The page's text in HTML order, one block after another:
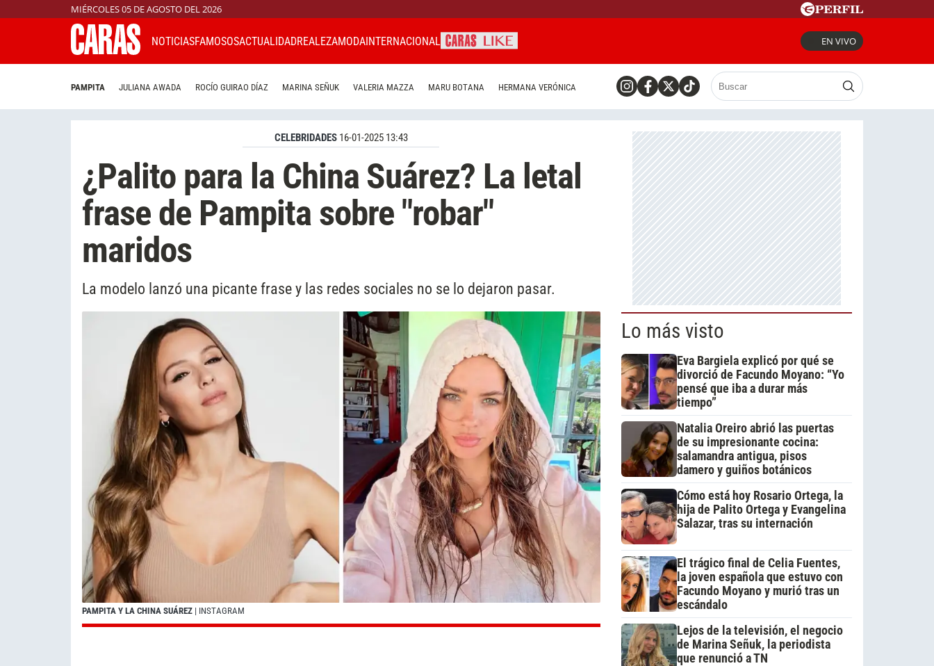
MIÉRCOLES 05 DE AGOSTO DEL 2026
NOTICIASFAMOSOSACTUALIDADREALEZAMODAINTERNACIONAL EN VIVO
PAMPITA JULIANA AWADA ROCÍO GUIRAO DÍAZ MARINA SEÑUK VALERIA MAZZA MARU BOTANA HERMANA VERÓNICA
CELEBRIDADES 16-01-2025 13:43
¿Palito para la China Suárez? La letal
frase de Pampita sobre "robar"
maridos
La modelo lanzó una picante frase y las redes sociales no se lo dejaron pasar.
PAMPITA Y LA CHINA SUÁREZ | INSTAGRAM
Lo más visto
Eva Bargiela explicó por qué se
divorció de Facundo Moyano: “Yo
pensé que iba a durar más
tiempo”
Natalia Oreiro abrió las puertas
de su impresionante cocina:
salamandra antigua, pisos
damero y guiños botánicos
Cómo está hoy Rosario Ortega, la
hija de Palito Ortega y Evangelina
Salazar, tras su internación
El trágico final de Celia Fuentes,
la joven española que estuvo con
Facundo Moyano y murió tras un
escándalo
Lejos de la televisión, el negocio
de Marina Señuk, la periodista
que renunció a TN